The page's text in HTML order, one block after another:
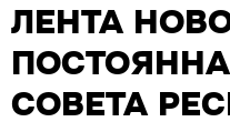
ЛЕНТА
СОВЕТА